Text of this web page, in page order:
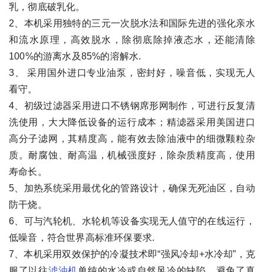
乳，彻底破乳化。
2、本机采用独特的三元一次脱水法和国际先进的强化亲水
和流水原理，高效脱水，除彻底除掉液态水，还能清除
100%的游离水及85%的溶解水.
3、 采用国外进口专业油泵，密封好，噪音低，实现无人
看守。
4、初级过滤器采用进口不锈钢席形网制作，可进行反复清
洗使用，大大降低设备的运行成本；精滤器采用美国进口
高分子滤网，其精度高，能有效去除油液中的细微颗粒杂
质。耐腐蚀、耐高温，机械强度好，除杂质精度高，使用
寿命长。
5、加热系统采用最优化的管路设计，确保无死油区，自动
防干烧。
6、可与汽轮机、水轮机等设备实现无人值守的在线运行，
低噪音，符合世界高标准环保要求.
7、本机采用双效保护的冷凝技术即“强风冷却+水冷却”，克